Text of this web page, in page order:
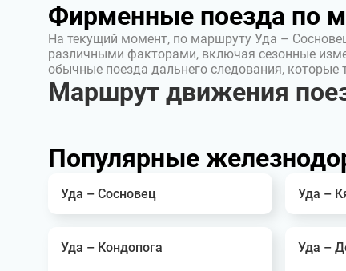
Фирменные поезда по
На текущий момент, по маршруту Уда –
различными факторами, включая сезонные
обычные поезда дальнего следования,
Маршрут движения
Популярные
Уда – Сосновец Уда –
Уда – Кондопога Уда –